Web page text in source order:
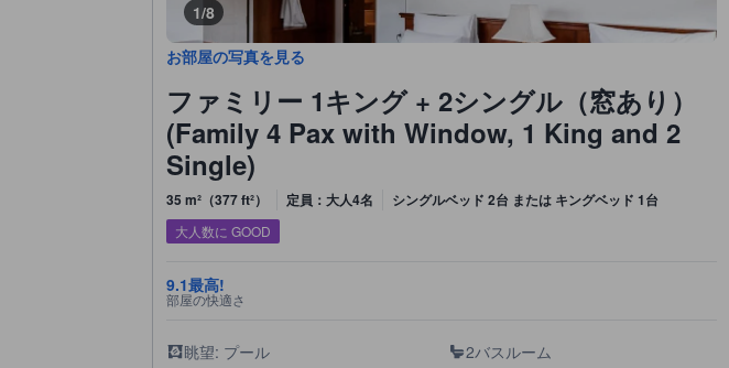
1/8
お部屋の写真を見る
ファミリー 1キング + 2シングル（窓あり）
(Family 4 Pax with Window, 1 King and 2
Single)
35 m²（377 ft²） 定員：大人4名 シングルベッド 2台 または キングベッド 1台
大人数に GOOD
9.1最高!
部屋の快適さ
眺望: プール 2バスルーム